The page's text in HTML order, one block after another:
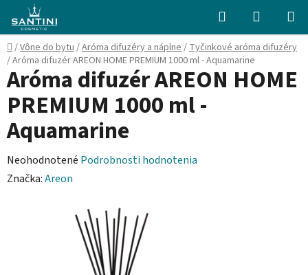
Prejsť
obsah
Hľadať
KOŠÍK
Domov
/Vône do bytu/Aróma difuzéry a náplne/Tyčinkové aróma difuzéry
/Aróma difuzér AREON HOME PREMIUM 1000 ml - Aquamarine
Aróma difuzér AREON HOME
PREMIUM 1000 ml -
Aquamarine
Priemerné
hodnotenie
Neohodnotené Podrobnosti hodnotenia
Značka:Areon